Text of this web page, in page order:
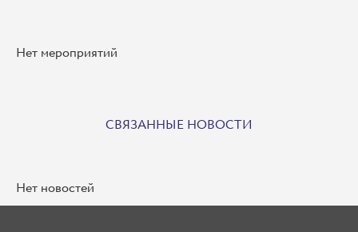
Нет мероприятий
СВЯЗАННЫЕ НОВОСТИ
Нет новостей